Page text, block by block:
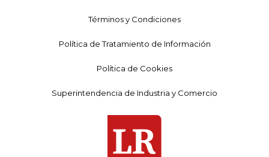
Términos y Condiciones
Política de Tratamiento de Información
Política de Cookies
Superintendencia de Industria y Comercio